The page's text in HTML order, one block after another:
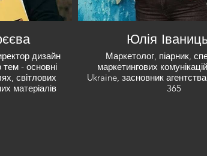
дизайн
тем - основні
світлових
матеріалів
Юлія
Маркетолог, піарник,
маркетингових
Ukraine, засновник
365